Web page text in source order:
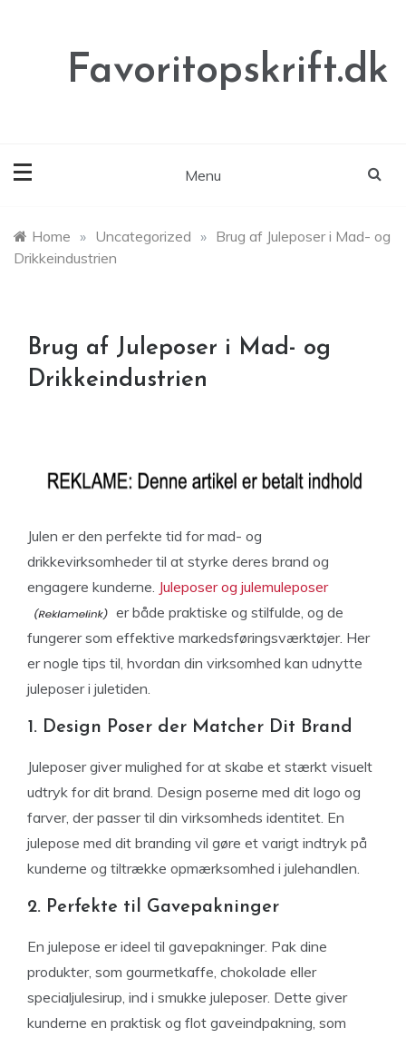
Favoritopskrift.dk
Menu
Home » Uncategorized » Brug af Juleposer i Mad- og
Drikkeindustrien
Brug af Juleposer i Mad- og
Drikkeindustrien
Julen er den perfekte tid for mad- og
drikkevirksomheder til at styrke deres brand og
engagere kunderne. Juleposer og julemuleposer
er både praktiske og stilfulde, og de
fungerer som effektive markedsføringsværktøjer. Her
er nogle tips til, hvordan din virksomhed kan udnytte
juleposer i juletiden.
1. Design Poser der Matcher Dit Brand
Juleposer giver mulighed for at skabe et stærkt visuelt
udtryk for dit brand. Design poserne med dit logo og
farver, der passer til din virksomheds identitet. En
julepose med dit branding vil gøre et varigt indtryk på
kunderne og tiltrække opmærksomhed i julehandlen.
2. Perfekte til Gavepakninger
En julepose er ideel til gavepakninger. Pak dine
produkter, som gourmetkaffe, chokolade eller
specialjulesirup, ind i smukke juleposer. Dette giver
kunderne en praktisk og flot gaveindpakning, som